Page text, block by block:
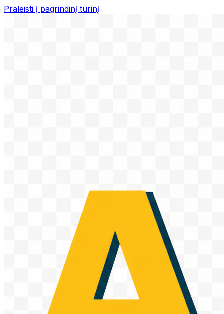
Praleisti į pagrindinį turinį